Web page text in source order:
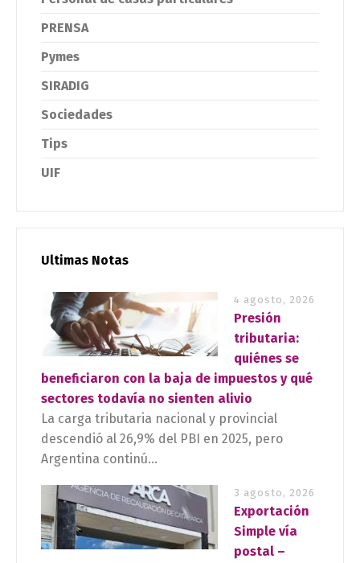
PRENSA
Pymes
SIRADIG
Sociedades
Tips
UIF
Ultimas Notas
4 agosto, 2026
Presión
tributaria:
quiénes se
beneficiaron con la baja de impuestos y qué
sectores todavía no sienten alivio
La carga tributaria nacional y provincial
descendió al 26,9% del PBI en 2025, pero
Argentina continú...
3 agosto, 2026
Exportación
Simple vía
postal –